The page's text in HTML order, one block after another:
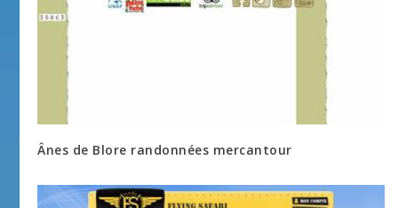
Ânes de Blore randonnées mercantour